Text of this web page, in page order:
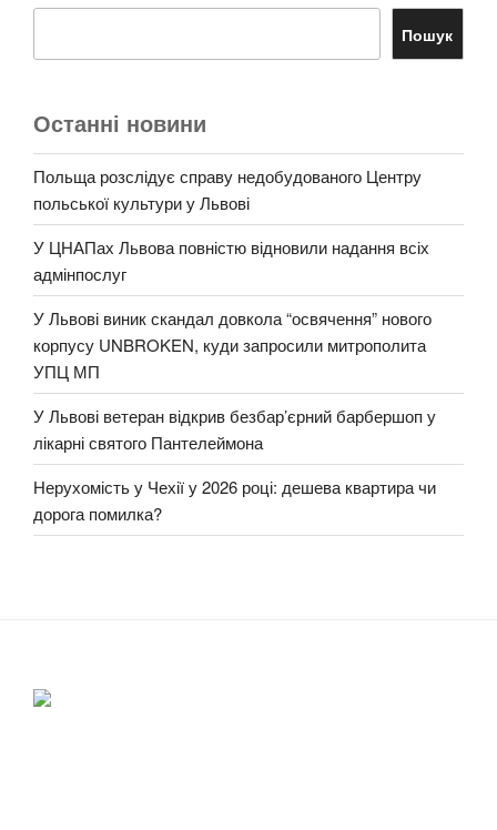
Пошук
Останні новини
Польща розслідує справу недобудованого Центру
польської культури у Львові
У ЦНАПах Львова повністю відновили надання всіх
адмінпослуг
У Львові виник скандал довкола “освячення” нового
корпусу UNBROKEN, куди запросили митрополита
УПЦ МП
У Львові ветеран відкрив безбар’єрний барбершоп у
лікарні святого Пантелеймона
Нерухомість у Чехії у 2026 році: дешева квартира чи
дорога помилка?